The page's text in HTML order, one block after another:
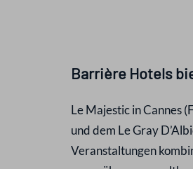
Barrière Hotels
Le Majestic in Cannes
und dem Le Gray
Veranstaltungen